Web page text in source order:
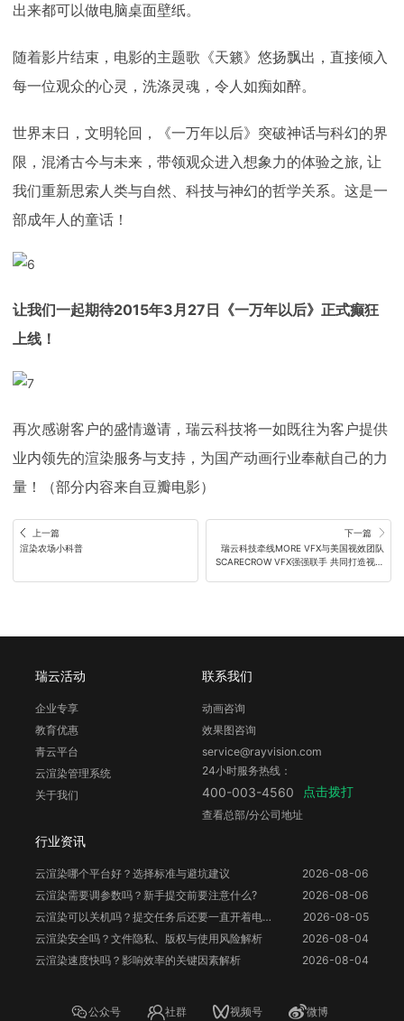
出来都可以做电脑桌面壁纸。
随着影片结束，电影的主题歌《天籁》悠扬飘出，直接倾入
每一位观众的心灵，洗涤灵魂，令人如痴如醉。
世界末日，文明轮回，《一万年以后》突破神话与科幻的界
限，混淆古今与未来，带领观众进入想象力的体验之旅, 让
我们重新思索人类与自然、科技与神幻的哲学关系。这是一
部成年人的童话！
让我们一起期待2015年3月27日《一万年以后》正式癫狂
上线！
再次感谢客户的盛情邀请，瑞云科技将一如既往为客户提供
业内领先的渲染服务与支持，为国产动画行业奉献自己的力
量！（部分内容来自豆瓣电影）
上一篇
渲染农场小科普
下一篇
瑞云科技牵线MORE VFX与美国视效团队
SCARECROW VFX强强联手 共同打造视效
瑞云活动
企业专享
教育优惠
青云平台
云渲染管理系统
关于我们
行业资讯
云渲染哪个平台好？选择标准与避坑建议
2026-08-06
云渲染需要调参数吗？新手提交前要注意什么?
2026-08-06
云渲染可以关机吗？提交任务后还要一直开着电脑吗？
2026-08-05
云渲染安全吗？文件隐私、版权与使用风险解析
2026-08-04
云渲染速度快吗？影响效率的关键因素解析
2026-08-04
联系我们
动画咨询
效果图咨询
service@rayvision.com
24小时服务热线：
400-003-4560 点击拨打
查看总部/分公司地址
公众号 社群 视频号 微博